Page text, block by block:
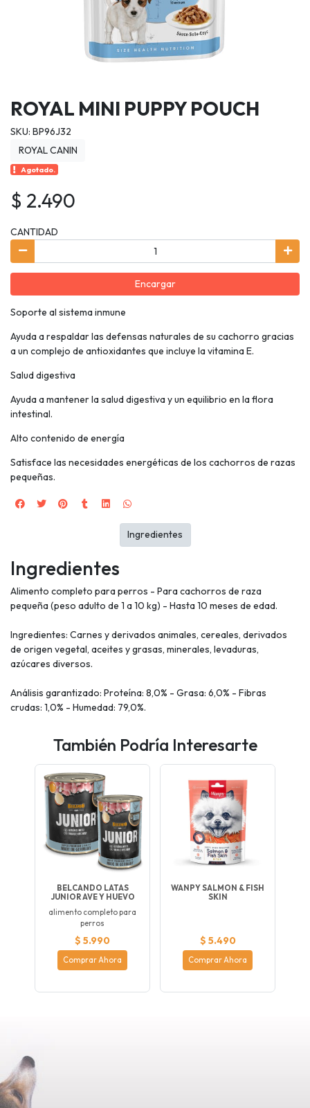
ROYAL MINI PUPPY POUCH
SKU: BP96J32
ROYAL CANIN
Agotado.
$ 2.490
CANTIDAD
Encargar
Soporte al sistema inmune
Ayuda a respaldar las defensas naturales de su cachorro gracias
a un complejo de antioxidantes que incluye la vitamina E.
Salud digestiva
Ayuda a mantener la salud digestiva y un equilibrio en la flora
intestinal.
Alto contenido de energía
Satisface las necesidades energéticas de los cachorros de razas
pequeñas.
Ingredientes
Alimento completo para perros - Para cachorros de raza
pequeña (peso adulto de 1 a 10 kg) - Hasta 10 meses de edad.
Ingredientes: Carnes y derivados animales, cereales, derivados
de origen vegetal, aceites y grasas, minerales, levaduras,
azúcares diversos.
Análisis garantizado: Proteína: 8,0% - Grasa: 6,0% - Fibras
crudas: 1,0% - Humedad: 79,0%.
Ingredientes
También Podría Interesarte
BELCANDO LATAS
JUNIOR AVE Y HUEVO
alimento completo para
perros
$ 5.990
Comprar Ahora
WANPY SALMON & FISH
SKIN
$ 5.490
Comprar Ahora